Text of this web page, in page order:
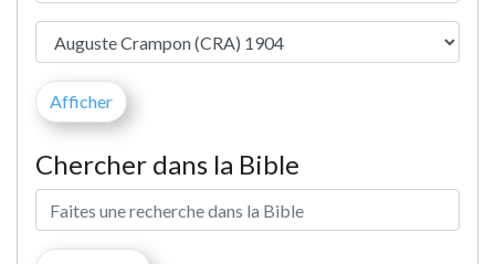
Chercher dans la Bible